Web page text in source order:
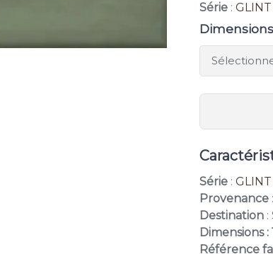
Série :GLINT
Dimensions
Série :GLINT
Provenance
Destination :
Dimensions :
Référence